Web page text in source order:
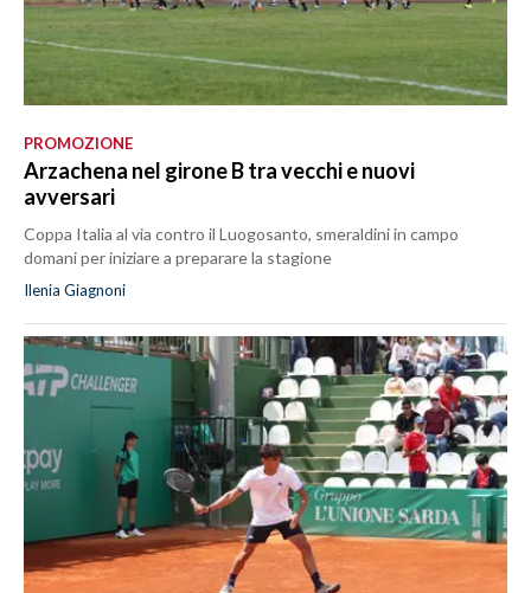
PROMOZIONE
Arzachena nel girone B tra vecchi e nuovi
avversari
Coppa Italia al via contro il Luogosanto, smeraldini in campo
domani per iniziare a preparare la stagione
Ilenia Giagnoni